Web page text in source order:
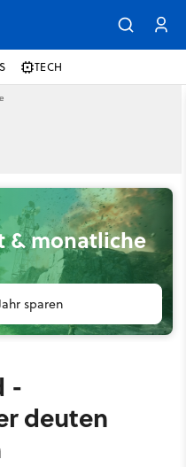
TECH
& monatliche
sparen
-
deuten